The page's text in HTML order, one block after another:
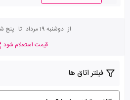
از دوشنبه 19 مرداد تا پنج شنبه
قیمت استعلام شود
فیلتر اتاق ها